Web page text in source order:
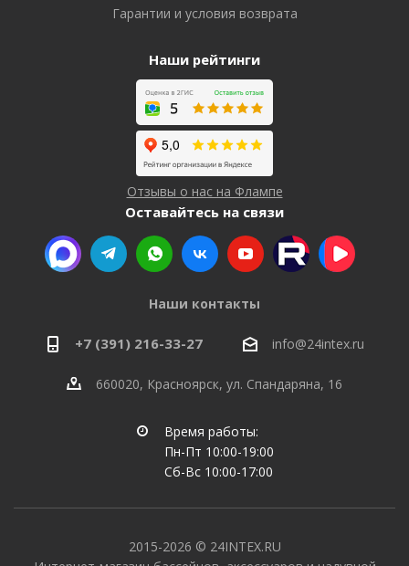
Гарантии и условия возврата
Наши рейтинги
Отзывы о нас на Флампе
Оставайтесь на связи
Наши контакты
+7 (391) 216-33-27 info@24intex.ru
660020, Красноярск, ул. Спандаряна, 16
Время работы:
Пн-Пт 10:00-19:00
Сб-Вс 10:00-17:00
2015-2026 © 24INTEX.RU